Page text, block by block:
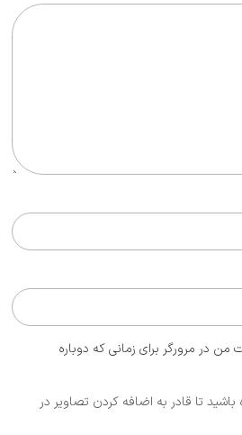
من در مرورگر برای زمانی که دوباره
تا قادر به اضافه کردن تصاویر در